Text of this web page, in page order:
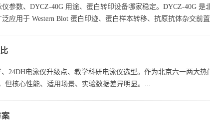
参数、DYCZ-40G 用途、蛋白转印设备哪家稳定。DYCZ-40G 是
应用于 Western Blot 蛋白印迹、蛋白样本转移、抗原抗体杂交前
24DH电泳仪升级点、教学科研电泳仪选型。作为北京六一两大
但核心性能、适用场景、实验数据差异明显。...
案